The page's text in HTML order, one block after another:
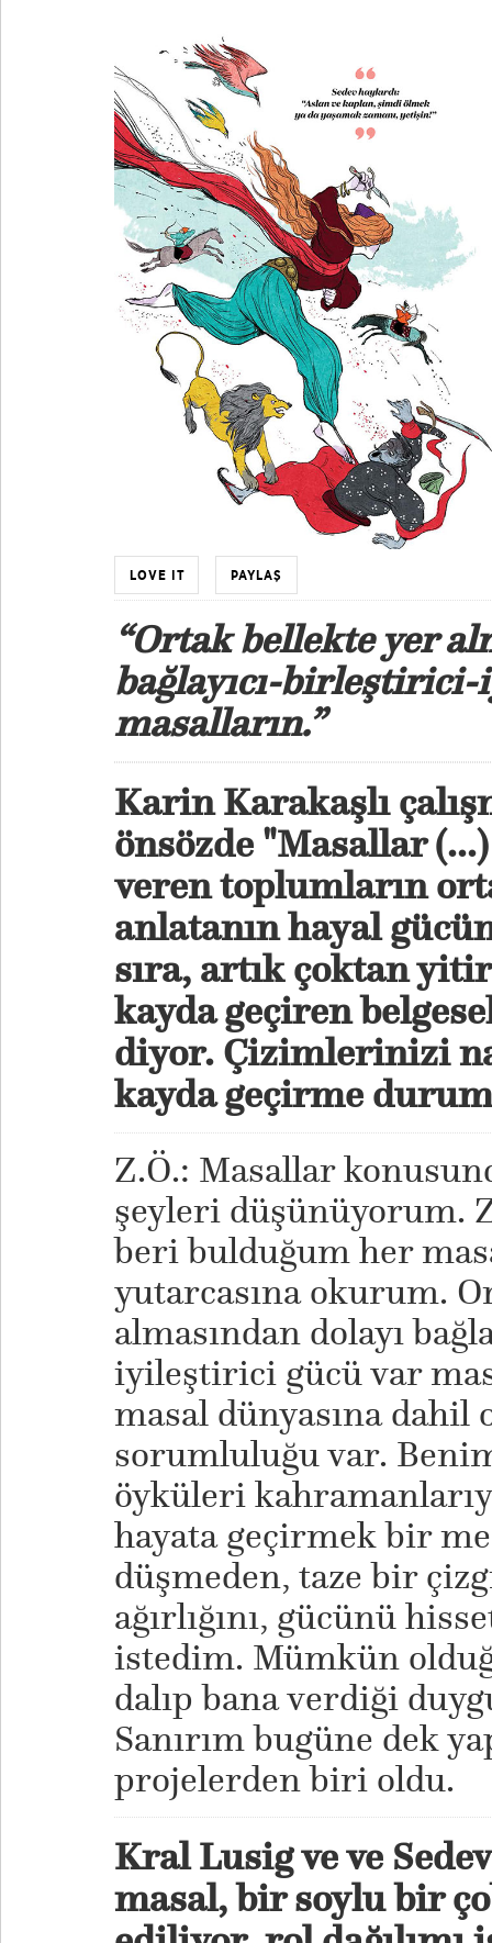
LOVE IT PAYLAŞ
“Ortak bellekte yer
bağlayıcı-
masalların.”
Karin Karakaşlı
önsözde "Masallar
veren toplumların
anlatanın hayal
sıra, artık çoktan
kayda geçiren
diyor. Çizimlerinizi
kayda geçirme
Z.Ö.: Masallar
şeyleri düşünüyorum.
beri bulduğum her
yutarcasına okurum.
almasından dolayı
iyileştirici gücü var
masal dünyasına dahil
sorumluluğu var.
öyküleri
hayata geçirmek bir
düşmeden, taze bir
ağırlığını, gücünü
istedim. Mümkün
dalıp bana verdiği
Sanırım bugüne dek
projelerden biri oldu.
Kral Lusig ve ve
masal, bir soylu bir